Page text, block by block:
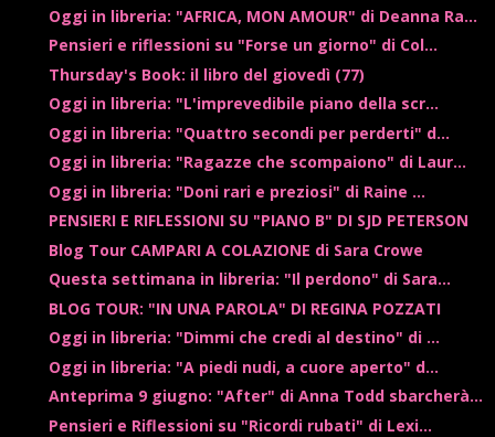
Oggi in libreria: "AFRICA, MON AMOUR" di Deanna Ra...
Pensieri e riflessioni su "Forse un giorno" di Col...
Thursday's Book: il libro del giovedì (77)
Oggi in libreria: "L'imprevedibile piano della scr...
Oggi in libreria: "Quattro secondi per perderti" d...
Oggi in libreria: "Ragazze che scompaiono" di Laur...
Oggi in libreria: "Doni rari e preziosi" di Raine ...
PENSIERI E RIFLESSIONI SU "PIANO B" DI SJD PETERSON
Blog Tour CAMPARI A COLAZIONE di Sara Crowe
Questa settimana in libreria: "Il perdono" di Sara...
BLOG TOUR: "IN UNA PAROLA" DI REGINA POZZATI
Oggi in libreria: "Dimmi che credi al destino" di ...
Oggi in libreria: "A piedi nudi, a cuore aperto" d...
Anteprima 9 giugno: "After" di Anna Todd sbarcherà...
Pensieri e Riflessioni su "Ricordi rubati" di Lexi...